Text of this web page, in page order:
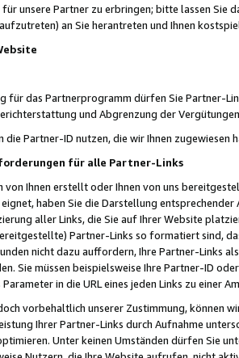
unsere Partner zu erbringen; bitte lassen Sie
an Sie herantreten und Ihnen
für das Partnerprogramm dürfen Sie Partner-
und Abgrenzung der
die Partner-ID nutzen, die wir Ihnen zugewiesen
für alle Partner-Links
von Ihnen erstellt oder Ihnen von uns
haben Sie die Darstellung
aller Links, die Sie auf Ihrer Website
Partner-Links so formatiert sind,
nicht dazu auffordern, Ihre Partner-Links
Sie müssen beispielsweise Ihre Partner-ID
in die URL eines jeden Links zu einer
vorbehaltlich unserer Zustimmung, können
Ihrer Partner-Links durch Aufnahme
Unter keinen Umständen dürfen Sie